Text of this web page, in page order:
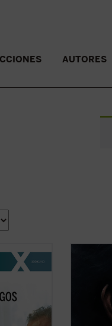
AUTORES
cirujano que
de
de Luigi
de
sociales
Hadjadj
Por eso,
también